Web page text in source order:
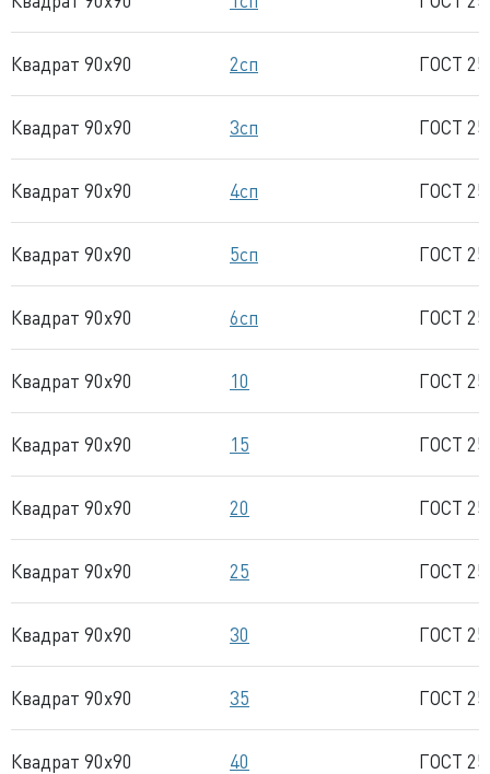
Квадрат 90x90 2сп ГОСТ
Квадрат 90x90 3сп ГОСТ
Квадрат 90x90 4сп ГОСТ
Квадрат 90x90 5сп ГОСТ
Квадрат 90x90 6сп ГОСТ
Квадрат 90x90 10 ГОСТ
Квадрат 90x90 15 ГОСТ
Квадрат 90x90 20 ГОСТ
Квадрат 90x90 25 ГОСТ
Квадрат 90x90 30 ГОСТ
Квадрат 90x90 35 ГОСТ
Квадрат 90x90 40 ГОСТ